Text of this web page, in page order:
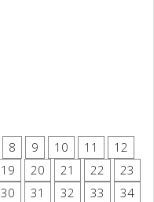
8 9 10 11
12
19 20 21 22
23
30 31 32 33
34